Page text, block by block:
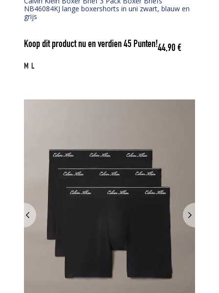
NB46084KJ lange boxershorts in uni zwart, blauw en
grijs
Koop dit product nu en verdien45 Punten!44,90€
M L